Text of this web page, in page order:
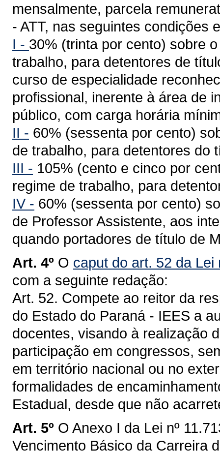
mensalmente, parcela
- ATT, nas seguintes condições
I - 30% (trinta por cento) sobre
trabalho, para detentores de
curso de especialidade
profissional, inerente à área de
público, com carga horária
II - 60% (sessenta por cento)
de trabalho, para detentores do
III - 105% (cento e cinco por
regime de trabalho, para
IV - 60% (sessenta por cento)
de Professor Assistente, aos
quando portadores de título de
Art. 4º O caput do art. 52 da Lei
com a seguinte redação:
Art. 52. Compete ao reitor da
do Estado do Paraná - IEES a
docentes, visando à realização
participação em congressos,
em território nacional ou no
formalidades de
Estadual, desde que não
Art. 5º O Anexo I da Lei nº
Vencimento Básico da Carreira